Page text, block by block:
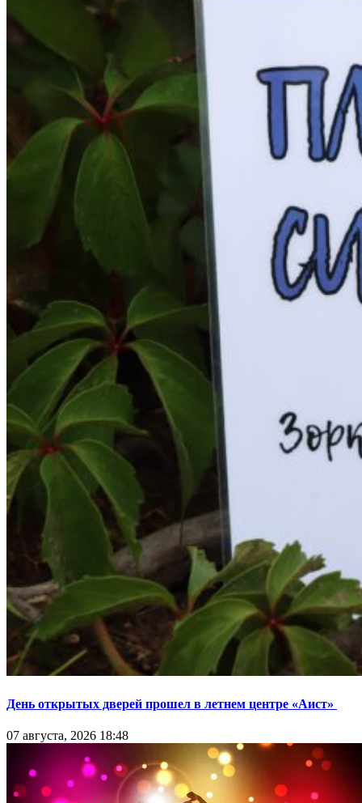
День открытых дверей прошел в летнем центре «Аист»
07 августа, 2026 18:48